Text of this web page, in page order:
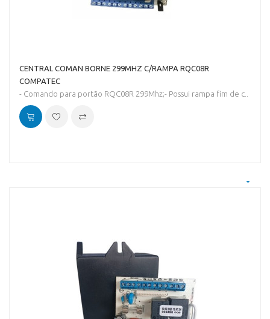
CENTRAL COMAN BORNE 299MHZ C/RAMPA RQC08R
COMPATEC
- Comando para portão RQC08R 299Mhz;- Possui rampa fim de c..